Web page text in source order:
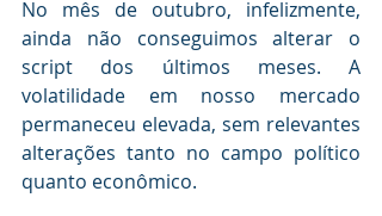
No mês de outubro, infelizmente,
ainda não conseguimos alterar o
script dos últimos meses. A
volatilidade em nosso mercado
permaneceu elevada, sem relevantes
alterações tanto no campo político
quanto econômico.